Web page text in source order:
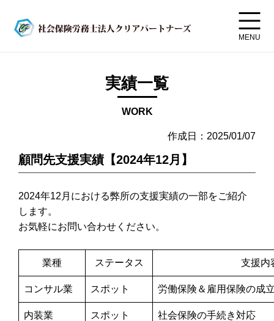
MENU
実績一覧
WORK
作成日：2025/01/07
顧問先支援実績【2024年12月】
2024年12月における弊所の支援実績の一部をご紹介
します。
お気軽にお問い合わせ ください。
業種 ステータス 支援内
コンサル業 スポット 労働保険＆雇用保険の成
内装業 スポット 社会保険の手続き対応